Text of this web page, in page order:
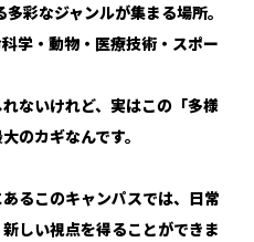
彩なジャンルが集まる場所。
学・動物・医療技術・スポー
ないけれど、実はこの「多様
のカギなんです。
るこのキャンパスでは、日常
しい視点を得ることができま